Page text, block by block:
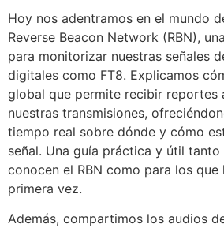
LINK
EMBED
Hoy nos adentramos en el mundo
Reverse Beacon Network (RBN),
para monitorizar nuestras señales
digitales como FT8. Explicamos
global que permite recibir reportes
nuestras transmisiones,
tiempo real sobre dónde y cómo
señal. Una guía práctica y útil tanto
conocen el RBN como para los
primera vez.
Además, compartimos los audios